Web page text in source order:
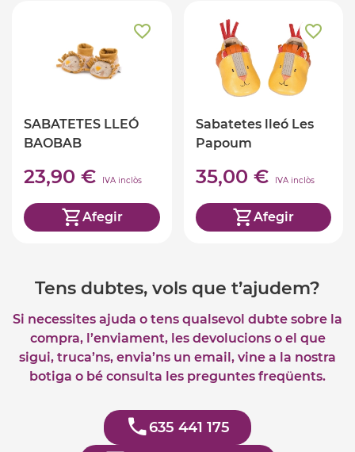
SABATETES LLEÓ
BAOBAB
23,90 € IVA inclòs
Afegir
Sabatetes lleó Les
Papoum
35,00 € IVA inclòs
Afegir
Tens dubtes, vols que t’ajudem?
Si necessites ajuda o tens qualsevol dubte sobre la
compra, l’enviament, les devolucions o el que
sigui, truca’ns, envia’ns un email, vine a la nostra
botiga o bé consulta les preguntes freqüents.
635 441 175